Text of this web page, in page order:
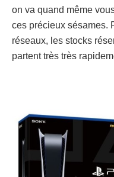
on va quand même
ces précieux sésames.
réseaux, les stocks
partent très très